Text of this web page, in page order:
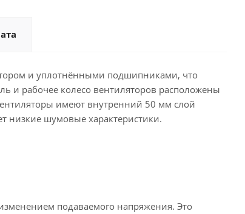
и уплотнёнными подшипниками, что
и рабочее колесо вентиляторов расположены
имеют внутренний 50 мм слой
низкие шумовые характеристики.
подаваемого напряжения. Это